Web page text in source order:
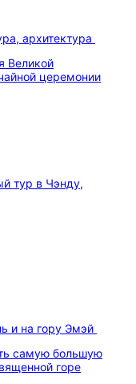
архитектура
Великой
церемонии
и на гору Эмэй
самую большую
горе